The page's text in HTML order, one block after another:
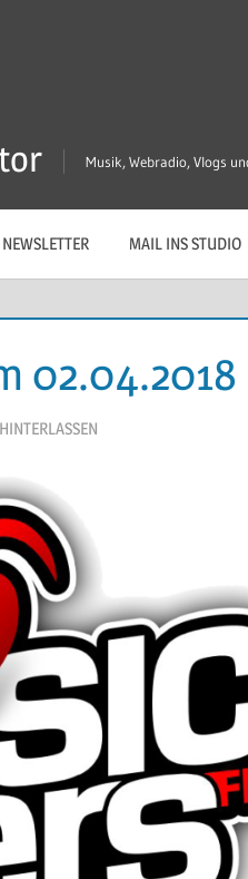
Musik, Webradio, Vlogs
NEWSLETTER MAIL INS STUDIO
02.04.2018